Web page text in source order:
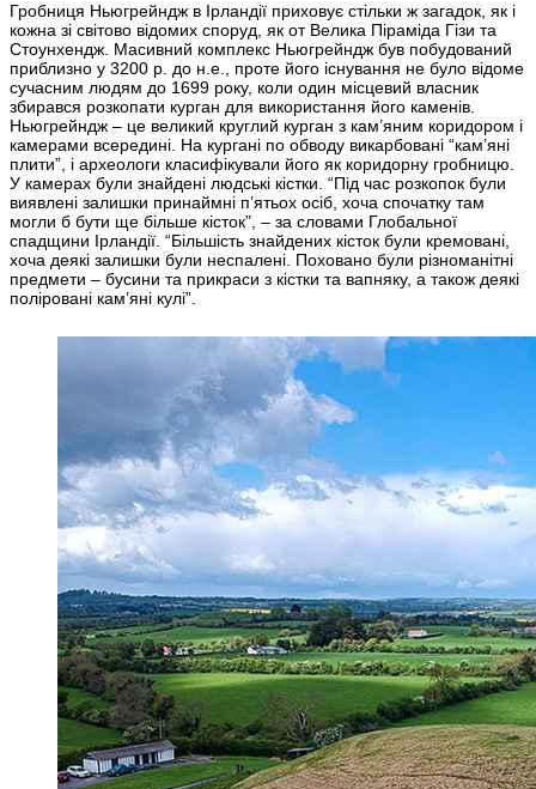
Гробниця Ньюгрейндж в Ірландії приховує стільки ж загадок, як і
кожна зі світово відомих споруд, як от Велика Піраміда Гізи та
Стоунхендж. Масивний комплекс Ньюгрейндж був побудований
приблизно у 3200 р. до н.е., проте його існування не було відоме
сучасним людям до 1699 року, коли один місцевий власник
збирався розкопати курган для використання його каменів.
Ньюгрейндж – це великий круглий курган з кам’яним коридором і
камерами всередині. На кургані по обводу викарбовані “кам’яні
плити”, і археологи класифікували його як коридорну гробницю.
У камерах були знайдені людські кістки. “Під час розкопок були
виявлені залишки принаймні п’ятьох осіб, хоча спочатку там
могли б бути ще більше кісток”, – за словами Глобальної
спадщини Ірландії. “Більшість знайдених кісток були кремовані,
хоча деякі залишки були неспалені. Поховано були різноманітні
предмети – бусини та прикраси з кістки та вапняку, а також деякі
поліровані кам’яні кулі”.